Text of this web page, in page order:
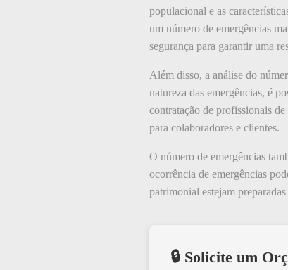
populacional e as
um número de emergências
segurança para garantir uma
Além disso, a análise do
natureza das emergências, é
contratação de profissionais
para colaboradores e clientes.
O número de emergências
ocorrência de emergências
patrimonial estejam
🔒 Solicite um